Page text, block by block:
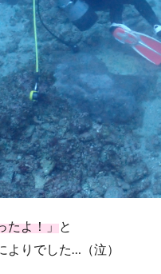
たよ！」と
よりでした…（泣）